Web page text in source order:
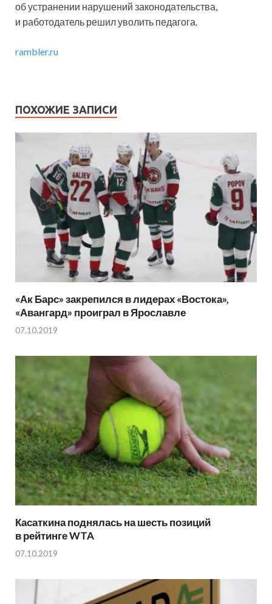
об устранении нарушений законодательства,
и работодатель решил уволить педагога.
rambler.ru
ПОХОЖИЕ ЗАПИСИ
«Ак Барс» закрепился в лидерах «Востока»,
«Авангард» проиграл в Ярославле
07.10.2019
Касаткина поднялась на шесть позиций
в рейтинге WTA
07.10.2019